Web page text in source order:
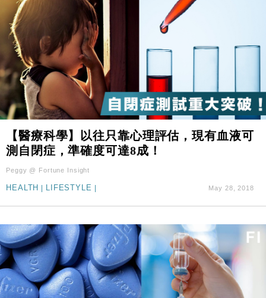
【醫療科學】以往只靠心理評估，現有血液可
測自閉症，準確度可達8成！
Peggy @ Fortune Insight
HEALTH | LIFESTYLE | May 28, 2018